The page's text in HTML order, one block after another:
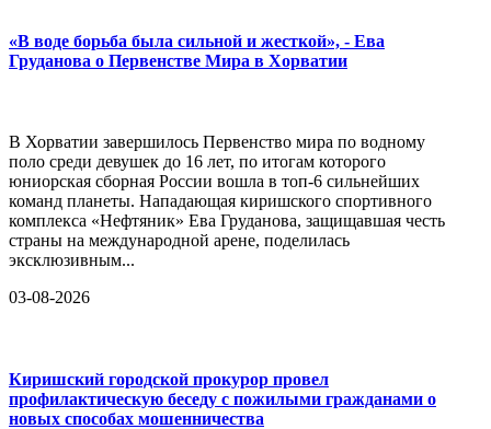
«В воде борьба была сильной и жесткой», - Ева
Груданова о Первенстве Мира в Хорватии
В Хорватии завершилось Первенство мира по водному
поло среди девушек до 16 лет, по итогам которого
юниорская сборная России вошла в топ-6 сильнейших
команд планеты. Нападающая киришского спортивного
комплекса «Нефтяник» Ева Груданова, защищавшая честь
страны на международной арене, поделилась
эксклюзивным...
03-08-2026
Киришский городской прокурор провел
профилактическую беседу с пожилыми гражданами о
новых способах мошенничества